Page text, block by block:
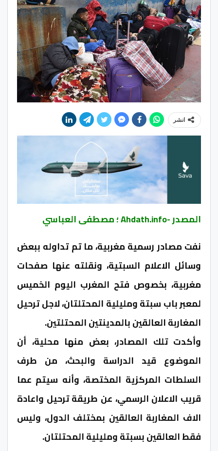
انشر
المصدر -Ahdath.info ؛ مصطفى العباسي
نفت مصادر رسمية مغربية، ما تم تداوله ببعض
وسائل الاعلام السبتية، ونقلته عنها صفحات
مغربية، بخصوص فتح المغرب اليوم الخميس
لمعبر باب سبتة ومليلية المحتلتان، لاجل ترحيل
المغاربة العالقين بالمدينتين المحتلتين.
وأكدت تلك المصادر، بعض منها محلية، أن
الموضوع قيد الدراسة والبحث، من طرف
السلطات المركزية المختصة، وأنه سيتم عما
قريب الاعلان الرسمي، عن طريقة ترحيل واعادة
الاف المغاربة العالقين بمختلف الدول، وليس
فقط العالقين بسبتة ومليلية المحتلتان.